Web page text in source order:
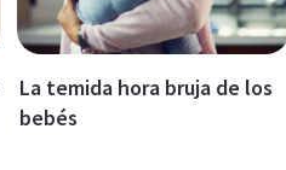
La temida hora bruja de los
bebés